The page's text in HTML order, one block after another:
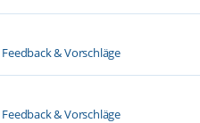
Feedback & Vorschläge
Feedback & Vorschläge